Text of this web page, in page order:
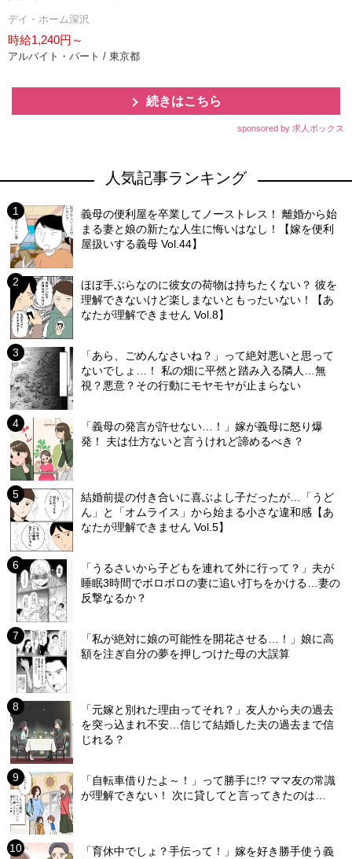
デイ・ホーム深沢
時給1,240円～
アルバイト・パート / 東京都
続きはこちら
sponsored by 求人ボックス
人気記事ランキング
義母の便利屋を卒業してノーストレス！ 離婚から始
まる妻と娘の新たな人生に悔いはなし！【嫁を便利
屋扱いする義母 Vol.44】
ほぼ手ぶらなのに彼女の荷物は持ちたくない？ 彼を
理解できないけど楽しまないともったいない！【あ
なたが理解できません Vol.8】
「あら、ごめんなさいね？」って絶対悪いと思って
ないでしょ…！ 私の畑に平然と踏み入る隣人…無
視？悪意？その行動にモヤモヤが止まらない
「義母の発言が許せない…！」嫁が義母に怒り爆
発！ 夫は仕方ないと言うけれど諦めるべき？
結婚前提の付き合いに喜ぶよし子だったが…「うど
ん」と「オムライス」から始まる小さな違和感【あ
なたが理解できません Vol.5】
「うるさいから子どもを連れて外に行って？」夫が
睡眠3時間でボロボロの妻に追い打ちをかける…妻の
反撃なるか？
「私が絶対に娘の可能性を開花させる…！」娘に高
額を注ぎ自分の夢を押しつけた母の大誤算
「元嫁と別れた理由ってそれ？」友人から夫の過去
を突っ込まれ不安…信じて結婚した夫の過去まで信
じれる？
「自転車借りたよ～！」って勝手に!? ママ友の常識
が理解できない！ 次に貸してと言ってきたのは…
「育休中でしょ？手伝って！」嫁を好き勝手使う義